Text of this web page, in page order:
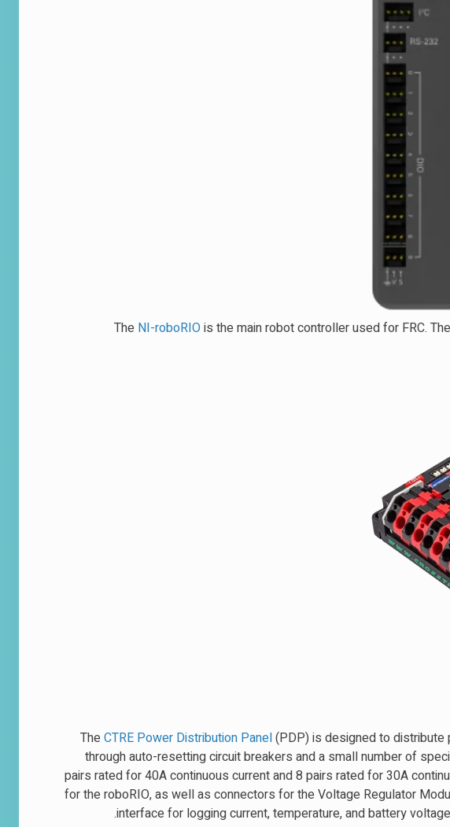
The NI-roboRIOis the main robot controller used for FRC.
TheCTRE Power Distribution Panel(PDP) is designed to
through auto-resetting circuit breakers and a small number of
pairs rated for 40A continuous current and 8 pairs rated for 30A
for the roboRIO, as well as connectors for the Voltage Regulator
interface for logging current, temperature, and battery
.